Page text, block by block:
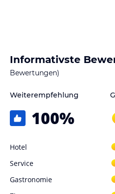
Informativste
Bewertungen)
Weiterempfehlung
100%
Hotel
Service
Gastronomie